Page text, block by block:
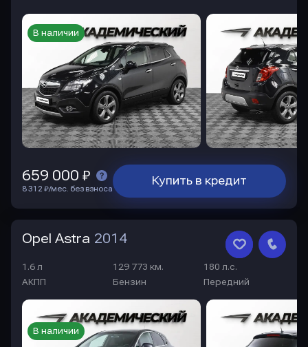
В наличии
Купить в кредит
659 000 ₽
8 312 ₽/мес. без взноса
Opel Astra 2014
1.6 л 129 773 км.
180 л.с.
АКПП
Бензин Передний
В наличии